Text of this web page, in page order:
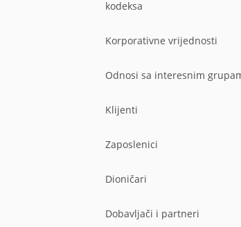
kodeksa
Korporativne vrijednosti
Odnosi sa interesnim
Klijenti
Zaposlenici
Dioničari
Dobavljači i partneri